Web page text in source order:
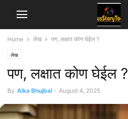
Home लेख पण, लक्षात कोण घेईल ?
लेख
पण, लक्षात कोण घेईल ?
By Alka Bhujbal - August 4, 2025